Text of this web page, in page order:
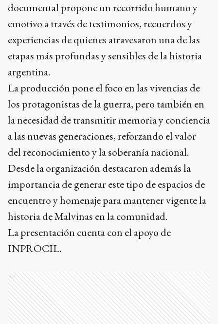
documental propone un recorrido humano y
emotivo a través de testimonios, recuerdos y
experiencias de quienes atravesaron una de las
etapas más profundas y sensibles de la historia
argentina.
La producción pone el foco en las vivencias de
los protagonistas de la guerra, pero también en
la necesidad de transmitir memoria y conciencia
a las nuevas generaciones, reforzando el valor
del reconocimiento y la soberanía nacional.
Desde la organización destacaron además la
importancia de generar este tipo de espacios de
encuentro y homenaje para mantener vigente la
historia de Malvinas en la comunidad.
La presentación cuenta con el apoyo de
INPROCIL.
Ads